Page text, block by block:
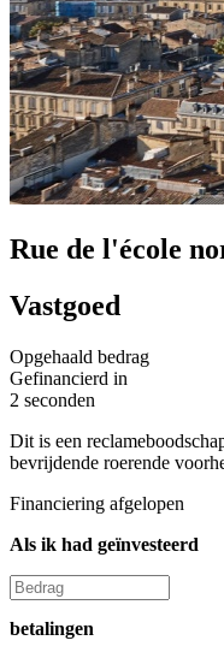
Rue de l'école
Vastgoed
Opgehaald bedrag
Gefinancierd in
2 seconden
Dit is een
bevrijdende roerende
Financiering afgelopen
Als ik had geïnvesteerd
betalingen